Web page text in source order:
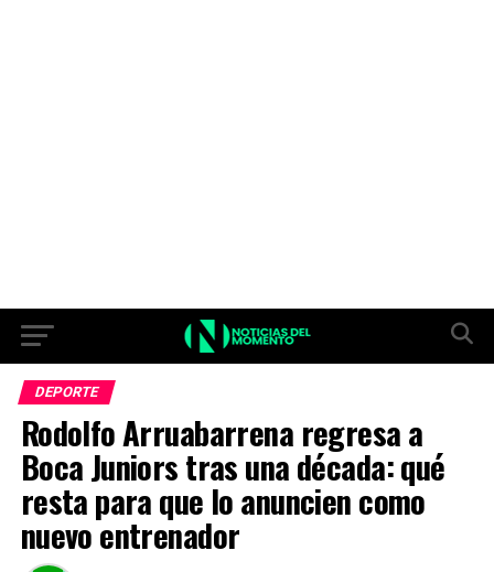
DEPORTE
Rodolfo Arruabarrena regresa a
Boca Juniors tras una década: qué
resta para que lo anuncien como
nuevo entrenador